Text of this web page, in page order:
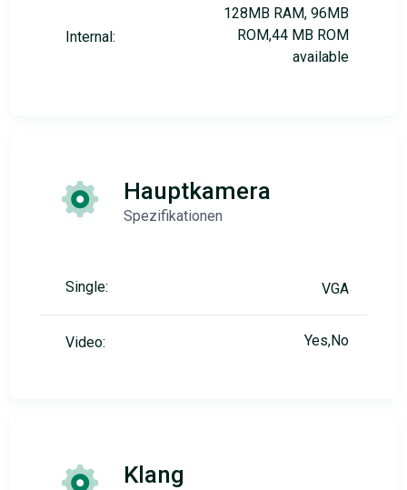
Internal:
128MB RAM, 96MB
ROM,44 MB ROM
available
Hauptkamera
Spezifikationen
Single: VGA
Video: Yes,No
Klang